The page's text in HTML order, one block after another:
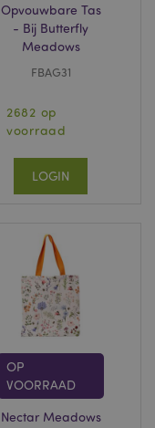
Opvouwbare Tas
- Bij Butterfly
Meadows
FBAG31
2682 op
voorraad
LOGIN
OP
VOORRAAD
Nectar Meadows